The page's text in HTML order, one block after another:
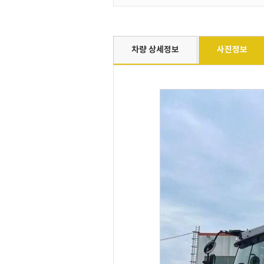
차량 상세정보 사진정보